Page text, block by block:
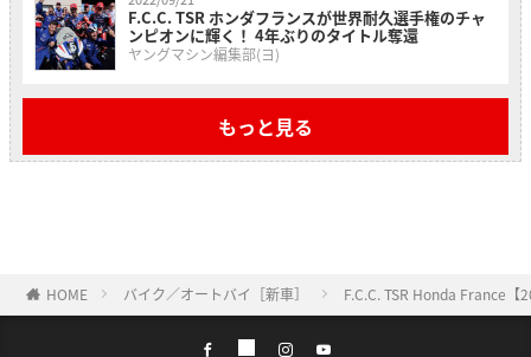
F.C.C. TSR ホンダフランスが世界耐久選手権のチャ
ンピオンに輝く！ 4年ぶりのタイトル奪還
ヤングマシン編集部(ヨ)
もっと見る
HOME バイク／オートバイ［新車］ F.C.C. TSR Honda France